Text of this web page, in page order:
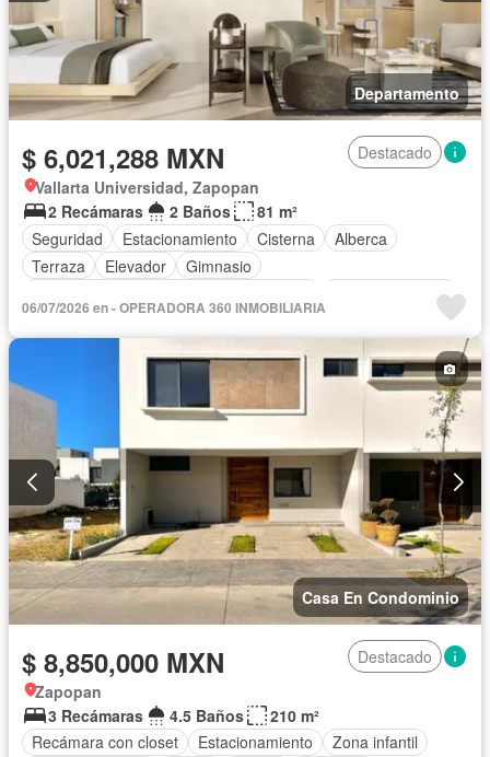
Departamento
$ 6,021,288 MXN
Destacado
Vallarta Universidad, Zapopan
2 Recámaras
2 Baños
81 m²
Seguridad
Estacionamiento Cisterna
Alberca
Terraza
Elevador
Gimnasio
Cocina equipada
Circuito cerrado de televisión
Electricidad
Agua
Gas natural
Caseta de vigilancia Sin amueblar
06/07/2026 en - OPERADORA 360 INMOBILIARIA
Casa En Condominio
$ 8,850,000 MXN
Destacado
Zapopan
3 Recámaras
4.5 Baños
210 m²
Recámara con closet
Estacionamiento
Zona infantil